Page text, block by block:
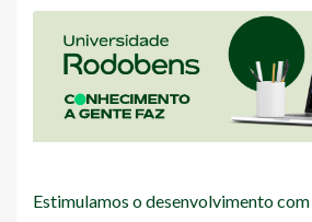
Estimulamos o desenvolvimento com